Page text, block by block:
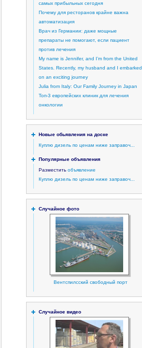
самых прибыльных сегодня
Почему для ресторанов крайне важна
автоматизация
Врач из Германии: даже мощные
препараты не помогают, если пациент
против лечения
My name is Jennifer, and I’m from the United
States. Recently, my husband and I embarked
on an exciting journey
Julia from Italy: Our Family Journey in Japan
Топ-3 европейских клиник для лечения
онкологии
Новые обьявления на доске
Куплю дизель по ценам ниже заправоч...
Популярные объявления
Разместить объявление
Куплю дизель по ценам ниже заправоч...
Случайное фото
Вентспилсский свободный порт
Случайное видео